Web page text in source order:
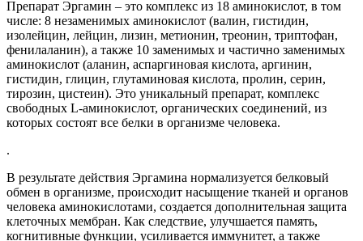
Препарат Эргамин – это комплекс из 18 аминокислот, в том
числе: 8 незаменимых аминокислот (валин, гистидин,
изолейцин, лейцин, лизин, метионин, треонин, триптофан,
фенилаланин), а также 10 заменимых и частично заменимых
аминокислот (аланин, аспаргиновая кислота, аргинин,
гистидин, глицин, глутаминовая кислота, пролин, серин,
тирозин, цистеин). Это уникальный препарат, комплекс
свободных L-аминокислот, органических соединений, из
которых состоят все белки в организме человека.
.
В результате действия Эргамина нормализуется белковый
обмен в организме, происходит насыщение тканей и органов
человека аминокислотами, создается дополнительная защита
клеточных мембран. Как следствие, улучшается память,
когнитивные функции, усиливается иммунитет, а также